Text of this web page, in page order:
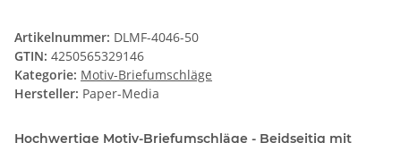
Artikelnummer: DLMF-4046-50
GTIN: 4250565329146
Kategorie: Motiv-Briefumschläge
Hersteller: Paper-Media
Hochwertige Motiv-Briefumschläge - Beidseitig mit